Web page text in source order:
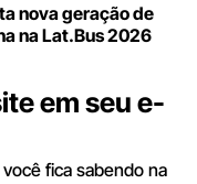
nova geração de
na Lat.Bus 2026
em seu e-
fica sabendo na